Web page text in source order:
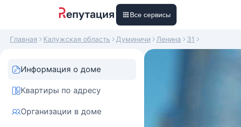
Все сервисы
Главная Калужская область Думиничи Ленина 31
Информация о доме
Квартиры по адресу
Организации в доме